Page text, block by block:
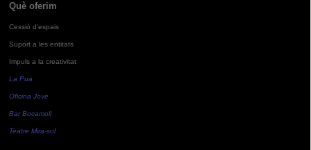
Què oferim
Cessió d'espais
Suport a les entitats
Impuls a la creativitat
La Pua
Oficina Jove
Bar Bocamoll
Teatre Mira-sol